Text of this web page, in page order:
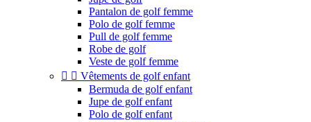
Pantalon de golf femme
Polo de golf femme
Pull de golf femme
Robe de golf
Veste de golf femme
  Vêtements de golf enfant
Bermuda de golf enfant
Jupe de golf enfant
Polo de golf enfant